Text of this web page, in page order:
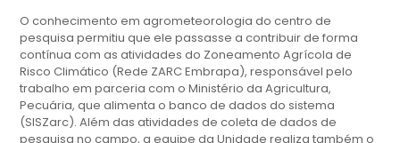
O conhecimento em agrometeorologia do centro de
pesquisa permitiu que ele passasse a contribuir de forma
contínua com as atividades do Zoneamento Agrícola de
Risco Climático (Rede ZARC Embrapa), responsável pelo
trabalho em parceria com o Ministério da Agricultura,
Pecuária, que alimenta o banco de dados do sistema
(SISZarc). Além das atividades de coleta de dados de
pesquisa no campo, a equipe da Unidade realiza também o